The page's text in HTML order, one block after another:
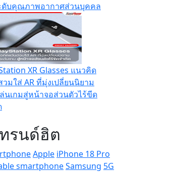
ดับคุณภาพอากาศส่วนบุคคล
XR Glasses แนวคิด
มใส่ AR ที่มุ่งเปลี่ยนนิยาม
ล่นเกมสู่หน้าจอส่วนตัวไร้ขีด
รนด์ฮิต
Apple iPhone 18 Pro
smartphoneSamsung 5G